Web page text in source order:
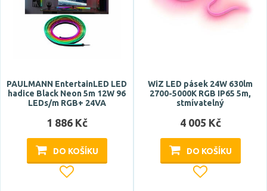
PAULMANN EntertainLED LED
hadice Black Neon 5m 12W 96
LEDs/m RGB+ 24VA
1 886 Kč
DO KOŠÍKU
WiZ LED pásek 24W 630lm
2700-5000K RGB IP65 5m,
stmívatelný
4 005 Kč
DO KOŠÍKU